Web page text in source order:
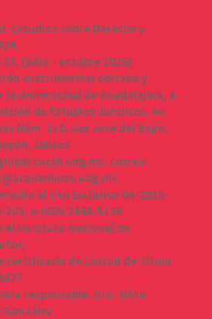
Estudios sobre Derecho y
33, (julio - octubre 2026)
cuatrimestral editada y
Universidad de Guadalajara, a
de Estudios Jurídicos. Av.
Núm. 150, San José del Bajío,
Jalisco
correo:
al Uso Exclusivo 04-2015-
203, e-ISSN 2448-5136
el Instituto Nacional de
certificado de Licitud de Título
responsable: Dra. Silvia